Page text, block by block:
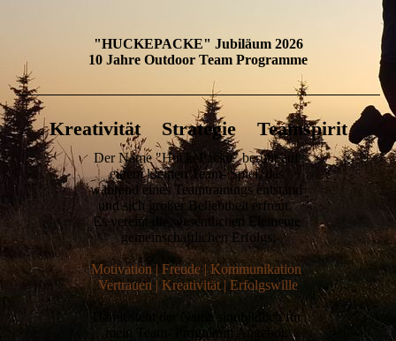
"HUCKEPACKE" Jubiläum 2026
10 Jahre Outdoor Team Programme
Kreativität Strategie Teamspirit
Der Name "HuckePacke" beruht auf
einem kleinen Team- Spiel, das
während eines Teamtrainings entstand
und sich großer Beliebtheit erfreut.
Es vereint die wesentlichen Elemente
gemeinschaftlichen Erfolgs:
Motivation | Freude | Kommunikation
Vertrauen | Kreativität | Erfolgswille
Damit steht der Name sinnbildlich für
mein Team- Programm Angebot.